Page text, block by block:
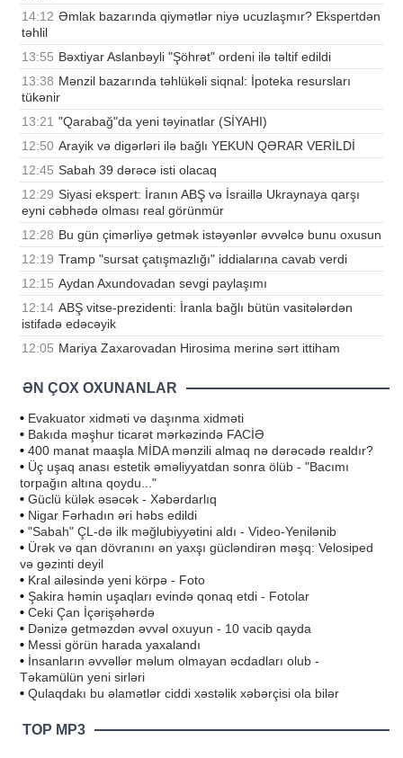
14:12 Əmlak bazarında qiymətlər niyə ucuzlaşmır? Ekspertdən
təhlil
13:55 Bəxtiyar Aslanbəyli "Şöhrət" ordeni ilə təltif edildi
13:38 Mənzil bazarında təhlükəli siqnal: İpoteka resursları
tükənir
13:21 "Qarabağ"da yeni təyinatlar (SİYAHI)
12:50 Arayik və digərləri ilə bağlı YEKUN QƏRAR VERİLDİ
12:45 Sabah 39 dərəcə isti olacaq
12:29 Siyasi ekspert: İranın ABŞ və İsraillə Ukraynaya qarşı
eyni cəbhədə olması real görünmür
12:28 Bu gün çimərliyə getmək istəyənlər əvvəlcə bunu oxusun
12:19 Tramp "sursat çatışmazlığı" iddialarına cavab verdi
12:15 Aydan Axundovadan sevgi paylaşımı
12:14 ABŞ vitse-prezidenti: İranla bağlı bütün vasitələrdən
istifadə edəcəyik
12:05 Mariya Zaxarovadan Hirosima merinə sərt ittiham
ƏN ÇOX OXUNANLAR
• Evakuator xidməti və daşınma xidməti
• Bakıda məşhur ticarət mərkəzində FACİƏ
• 400 manat maaşla MİDA mənzili almaq nə dərəcədə realdır?
• Üç uşaq anası estetik əməliyyatdan sonra ölüb - "Bacımı
torpağın altına qoydu..."
• Güclü külək əsəcək - Xəbərdarlıq
• Nigar Fərhadın əri həbs edildi
• "Sabah" ÇL-də ilk məğlubiyyətini aldı - Video-Yenilənib
• Ürək və qan dövranını ən yaxşı gücləndirən məşq: Velosiped
və gəzinti deyil
• Kral ailəsində yeni körpə - Foto
• Şakira həmin uşaqları evində qonaq etdi - Fotolar
• Ceki Çan İçərişəhərdə
• Dənizə getməzdən əvvəl oxuyun - 10 vacib qayda
• Messi görün harada yaxalandı
• İnsanların əvvəllər məlum olmayan əcdadları olub -
Təkamülün yeni sirləri
• Qulaqdakı bu əlamətlər ciddi xəstəlik xəbərçisi ola bilər
TOP MP3